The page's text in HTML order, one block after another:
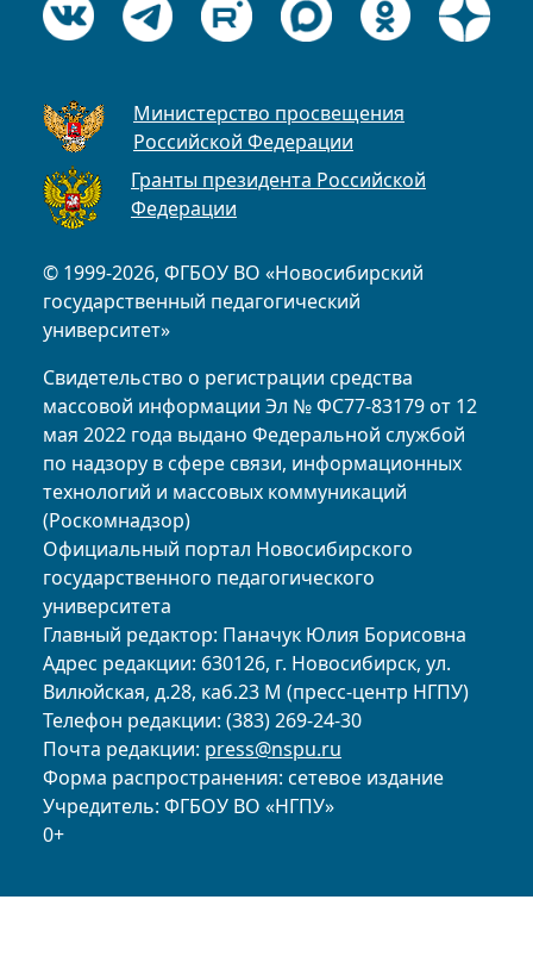
© 1999-2026, ФГБОУ ВО «Новосибирский
государственный педагогический
университет»
Свидетельство о регистрации средства
массовой информации Эл № ФС77-83179 от 12
мая 2022 года выдано Федеральной службой
по надзору в сфере связи, информационных
технологий и массовых коммуникаций
(Роскомнадзор)
Официальный портал Новосибирского
государственного педагогического
университета
Главный редактор: Паначук Юлия Борисовна
Адрес редакции: 630126, г. Новосибирск, ул.
Вилюйская, д.28, каб.23 М (пресс-центр НГПУ)
Телефон редакции: (383) 269-24-30
Почта редакции: press@nspu.ru
Форма распространения: сетевое издание
Учредитель: ФГБОУ ВО «НГПУ»
0+
Министерство просвещения
Российской Федерации
Гранты президента Российской
Федерации